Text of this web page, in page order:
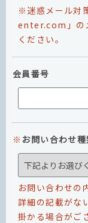
※迷惑メール対
enter.com」の
ください。
会員番号
お問い合わせ種
お問い合わせの
詳細の記載がな
掛かる場合がご